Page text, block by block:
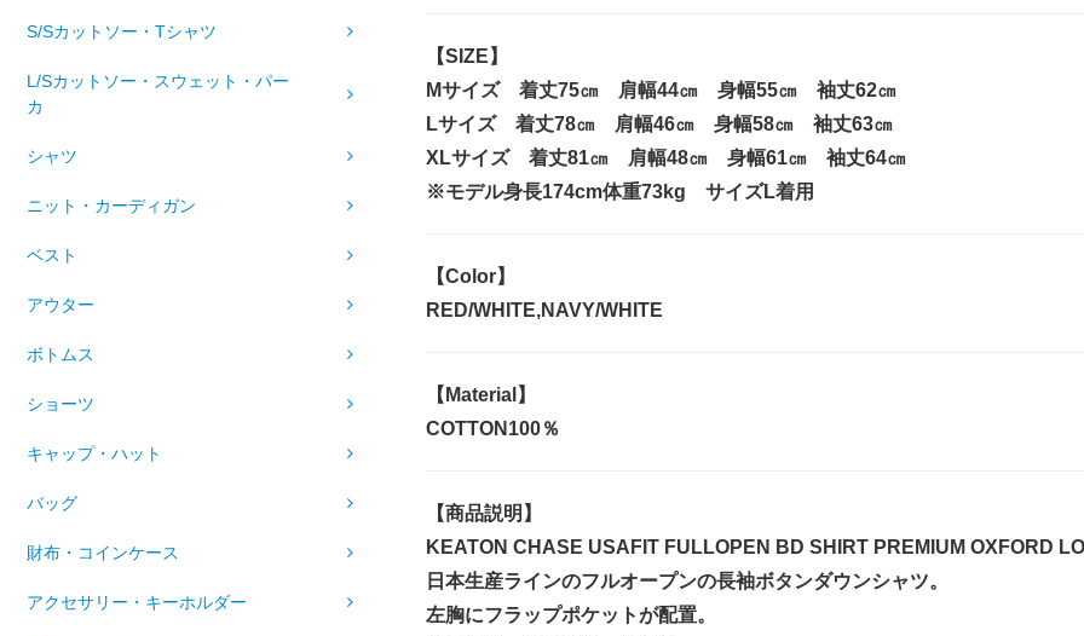
S/Sカットソー・Tシャツ
L/Sカットソー・スウェット・パー
カ
シャツ
ニット・カーディガン
ベスト
アウター
ボトムス
ショーツ
キャップ・ハット
バッグ
財布・コインケース
アクセサリー・キーホルダー
【SIZE】
Mサイズ 着丈75㎝ 肩幅44㎝ 身幅55㎝ 袖丈62㎝
Lサイズ 着丈78㎝ 肩幅46㎝ 身幅58㎝ 袖丈63㎝
XLサイズ 着丈81㎝ 肩幅48㎝ 身幅61㎝ 袖丈64㎝
※モデル身長174cm体重73kg サイズL着用
【Color】
RED/WHITE,NAVY/WHITE
【Material】
COTTON100％
【商品説明】
KEATON CHASE USAFIT FULLOPEN BD SHIRT PREMIUM OXFORD
日本生産ラインのフルオープンの長袖ボタンダウンシャツ。
左胸にフラップポケットが配置。